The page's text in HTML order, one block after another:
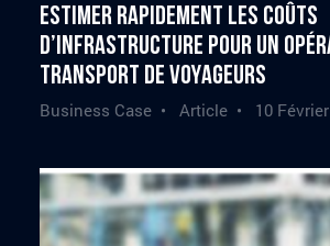
Estimer rapidement les coûts
d’infrastructure pour un
transport de voyageurs
Business Case • Article • 10